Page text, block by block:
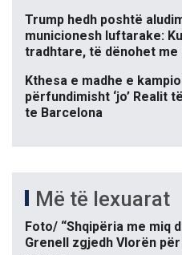
Trump hedh poshtë
municionesh luftarake:
tradhtare, të dënohet me
Kthesa e madhe e
përfundimisht ‘jo’ Realit
te Barcelona
Më të lexuarat
Foto/ “Shqipëria me miq
Grenell zgjedh Vlorën